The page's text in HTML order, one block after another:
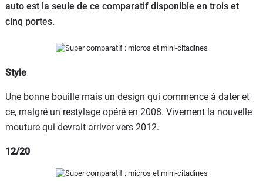
Forum
Marques
auto est la seule de ce comparatif disponible en trois et
cinq portes.
Style
Une bonne bouille mais un design qui commence à dater et
ce, malgré un restylage opéré en 2008. Vivement la nouvelle
mouture qui devrait arriver vers 2012.
12/20